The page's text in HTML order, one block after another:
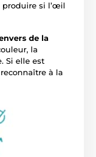
produire si l’œil
de la
la
Si elle est
à la